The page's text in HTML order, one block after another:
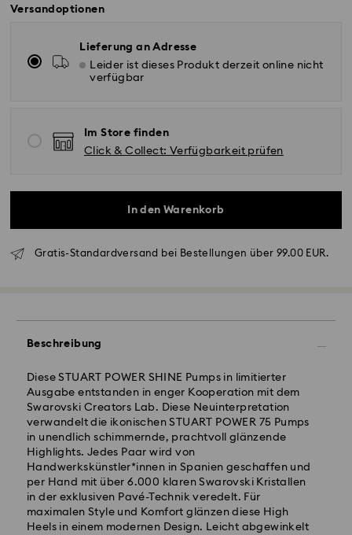
Versandoptionen
Lieferung an Adresse
Leider ist dieses Produkt derzeit online nicht
verfügbar
Im Store finden
Click & Collect: Verfügbarkeit prüfen
In den Warenkorb
Gratis-Standardversand bei Bestellungen über 99.00 EUR.
Beschreibung
Diese STUART POWER SHINE Pumps in limitierter
Ausgabe entstanden in enger Kooperation mit dem
Swarovski Creators Lab. Diese Neuinterpretation
verwandelt die ikonischen STUART POWER 75 Pumps
in unendlich schimmernde, prachtvoll glänzende
Highlights. Jedes Paar wird von
Handwerkskünstler*innen in Spanien geschaffen und
per Hand mit über 6.000 klaren Swarovski Kristallen
in der exklusiven Pavé-Technik veredelt. Für
maximalen Style und Komfort glänzen diese High
Heels in einem modernen Design. Leicht abgewinkelt
Standardversand - GLS
Bestellungen, die montags bis freitags bis spätestens
10:00 Uhr MEZ eingehen, werden am gleichen
Werktag bearbeitet und versendet.
Lieferzeit bei Standardversand: 1-2 Werktag nach
Bearbeitung und Versand
Standard Versandkosten: EUR 6.95
Kostenloser Standardversand bei einem Einkauf über:
EUR 99